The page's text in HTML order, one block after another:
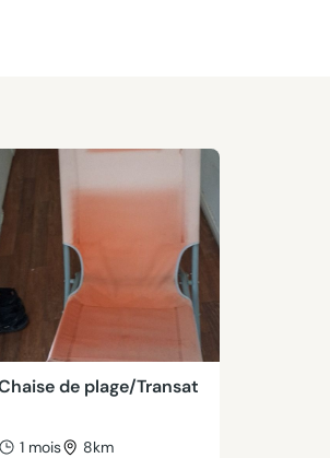
de plage/Transat
1 mois 8km